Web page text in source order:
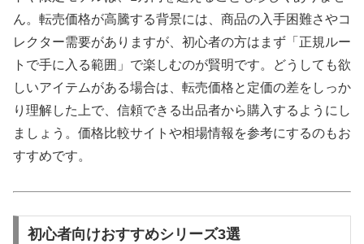
ん。転売価格が高騰する背景には、商品の入手困難さやコ
レクター需要がありますが、初心者の方はまず「正規ルー
トで手に入る範囲」で楽しむのが賢明です。どうしても欲
しいアイテムがある場合は、転売価格と定価の差をしっか
り理解した上で、信頼できる出品者から購入するようにし
ましょう。価格比較サイトや相場情報を参考にするのもお
すすめです。
初心者向けおすすめシリーズ3選